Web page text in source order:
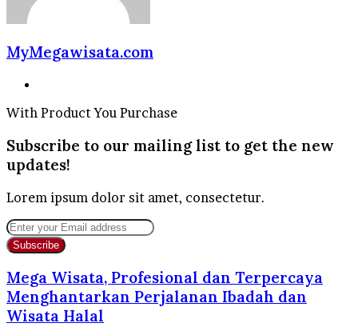
MyMegawisata.com
With Product You Purchase
Subscribe to our mailing list to get the new
updates!
Lorem ipsum dolor sit amet, consectetur.
Enter
your
Email
address
Mega Wisata, Profesional dan Terpercaya
Menghantarkan Perjalanan Ibadah dan
Wisata Halal